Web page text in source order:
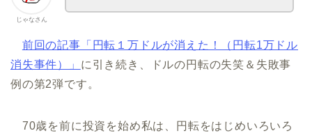
じゃなさん
前回の記事「円転１万ドルが消えた！（円転1万ドル
消失事件）」 に引き続き、ドルの円転の失笑＆失敗事
例の第2弾です。
70歳を前に投資を始め私は、円転をはじめいろいろ